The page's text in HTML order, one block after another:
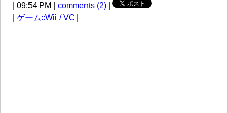
| 09:54 PM | comments (2)
ゲーム::Wii / VC